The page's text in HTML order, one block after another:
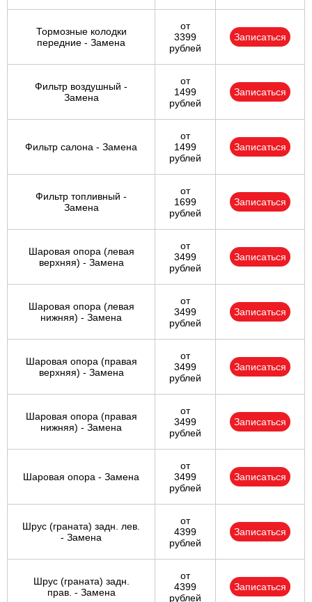
Тормозные колодки
передние - Замена
от
3399
рублей
Записаться
Фильтр воздушный -
Замена
от
1499
рублей
Записаться
Фильтр салона - Замена
от
1499
рублей
Записаться
Фильтр топливный -
Замена
от
1699
рублей
Записаться
Шаровая опора (левая
верхняя) - Замена
от
3499
рублей
Записаться
Шаровая опора (левая
нижняя) - Замена
от
3499
рублей
Записаться
Шаровая опора (правая
верхняя) - Замена
от
3499
рублей
Записаться
Шаровая опора (правая
нижняя) - Замена
от
3499
рублей
Записаться
Шаровая опора - Замена
от
3499
рублей
Записаться
Шрус (граната) задн. лев.
- Замена
от
4399
рублей
Записаться
Шрус (граната) задн.
прав. - Замена
от
4399
рублей
Записаться